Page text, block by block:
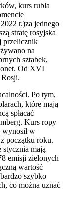
kurs rubla
r.)za jednego
stratę rosyjska
przelicznik
na
sztabek,
Od XVI
Rosji.
Po tym,
które mają
spłacać
Kurs ropy
w
początku roku.
mają
emisji zielonych
wartość
szybko
co można uznać